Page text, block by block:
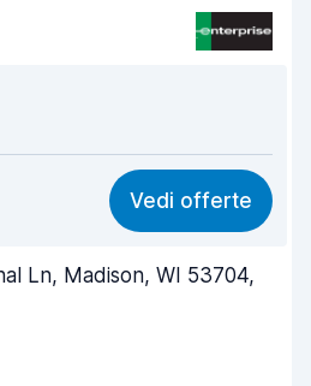
8,3
8,1
8,2
8,3
Vedi offerte
Ln, Madison, WI 53704,